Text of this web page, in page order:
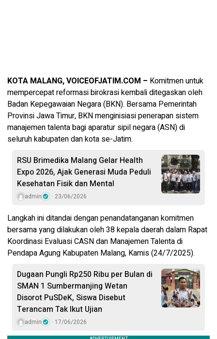
KOTA MALANG, VOICEOFJATIM.COM – Komitmen untuk
mempercepat reformasi birokrasi kembali ditegaskan oleh
Badan Kepegawaian Negara (BKN). Bersama Pemerintah
Provinsi Jawa Timur, BKN menginisiasi penerapan sistem
manajemen talenta bagi aparatur sipil negara (ASN) di
seluruh kabupaten dan kota se-Jatim.
RSU Brimedika Malang Gelar Health
Expo 2026, Ajak Generasi Muda Peduli
Kesehatan Fisik dan Mental
admin 23/06/2026
Langkah ini ditandai dengan penandatanganan komitmen
bersama yang dilakukan oleh 38 kepala daerah dalam Rapat
Koordinasi Evaluasi CASN dan Manajemen Talenta di
Pendapa Agung Kabupaten Malang, Kamis (24/7/2025).
Dugaan Pungli Rp250 Ribu per Bulan di
SMAN 1 Sumbermanjing Wetan
Disorot PuSDeK, Siswa Disebut
Terancam Tak Ikut Ujian
admin 17/06/2026